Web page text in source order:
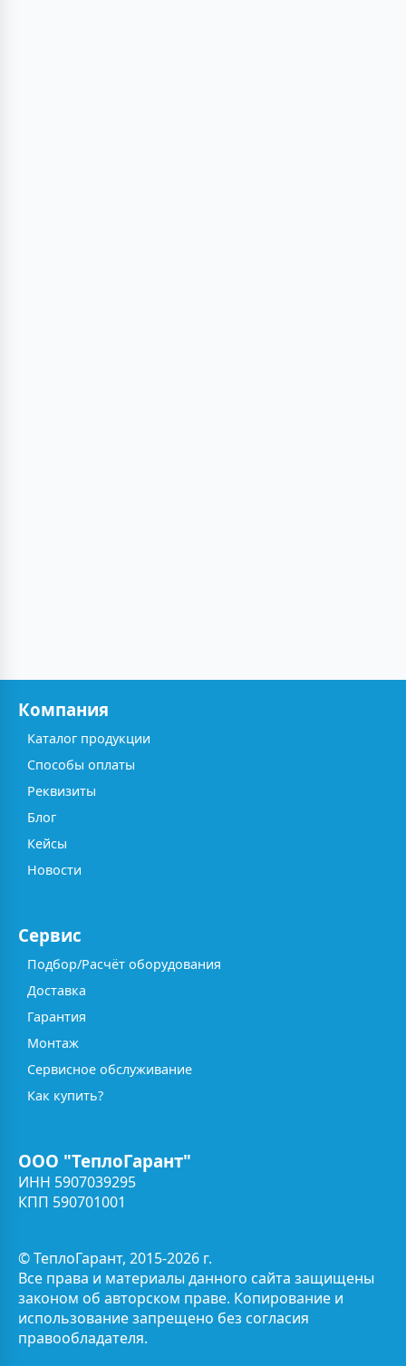
Компания
Каталог продукции
Способы оплаты
Реквизиты
Блог
Кейсы
Новости
Сервис
Подбор/Расчёт оборудования
Доставка
Гарантия
Монтаж
Сервисное обслуживание
Как купить?
ООО "ТеплоГарант"
ИНН 5907039295
КПП 590701001
© ТеплоГарант, 2015-2026 г.
Все права и материалы данного сайта защищены
законом об авторском праве. Копирование и
использование запрещено без согласия
правообладателя.